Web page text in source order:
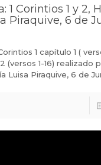
1 Corintios 1 y 2,
Piraquive, 6 de
1 capítulo 1 (
(versos 1-16) realizado
Luisa Piraquive, 6 de